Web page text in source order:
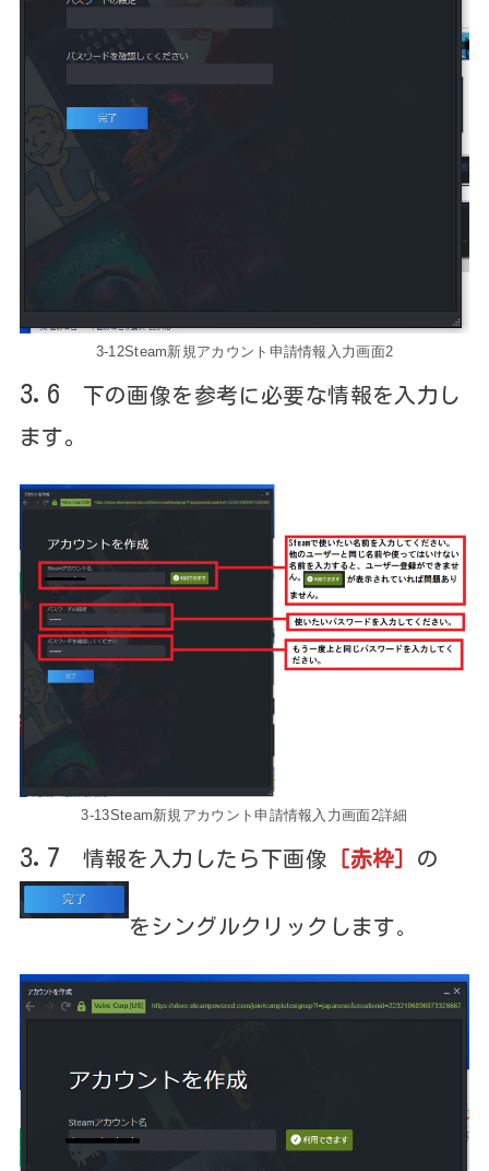
3-12Steam新規アカウント申請情報入力画面2
3.6 下の画像を参考に必要な情報を入力し
ます。
3-13Steam新規アカウント申請情報入力画面2詳細
3.7 情報を入力したら下画像 ［赤枠］ の
をシングルクリックします。